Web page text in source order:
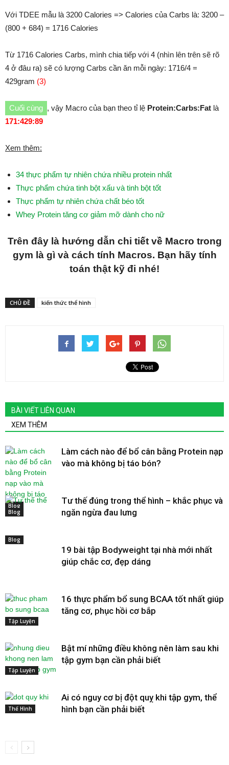
Với TDEE mẫu là 3200 Calories => Calories của Carbs là: 3200 –
(800 + 684) = 1716 Calories
Từ 1716 Calories Carbs, mình chia tiếp với 4 (nhìn lên trên sẽ rõ
4 ở đâu ra) sẽ có lượng Carbs cần ăn mỗi ngày: 1716/4 =
429gram (3)
Cuối cùng , vậy Macro của bạn theo tỉ lệ Protein:Carbs:Fat là
171:429:89
Xem thêm:
34 thực phẩm tự nhiên chứa nhiều protein nhất
Thực phẩm chứa tinh bột xấu và tinh bột tốt
Thực phẩm tự nhiên chứa chất béo tốt
Whey Protein tăng cơ giảm mỡ dành cho nữ
Trên đây là hướng dẫn chi tiết về Macro trong
gym là gì và cách tính Macros. Bạn hãy tính
toán thật kỹ đi nhé!
CHỦ ĐỀ kiến thức thể hình
BÀI VIẾT LIÊN QUAN
XEM THÊM
Blog
Làm cách nào để bổ cân bằng Protein nạp
vào mà không bị táo bón?
Blog
Tư thế đúng trong thể hình – khắc phục và
ngăn ngừa đau lưng
Blog
19 bài tập Bodyweight tại nhà mới nhất
giúp chắc cơ, đẹp dáng
Tập Luyện
16 thực phẩm bổ sung BCAA tốt nhất giúp
tăng cơ, phục hồi cơ bắp
Tập Luyện
Bật mí những điều không nên làm sau khi
tập gym bạn cần phải biết
Thể Hình
Ai có nguy cơ bị đột quỵ khi tập gym, thể
hình bạn cần phải biết